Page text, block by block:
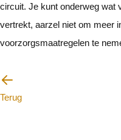
circuit. Je kunt onderweg wat
vertrekt, aarzel niet om meer
voorzorgsmaatregelen te
Terug